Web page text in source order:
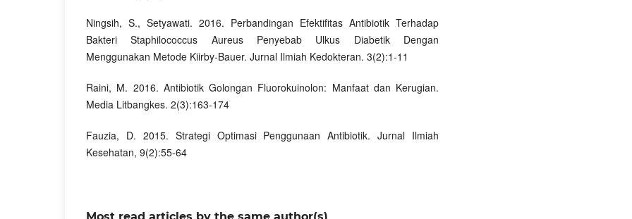
Ningsih, S., Setyawati. 2016. Perbandingan Efektifitas Antibiotik Terhadap
Bakteri Staphilococcus Aureus Penyebab Ulkus Diabetik Dengan
Menggunakan Metode Kiirby-Bauer. Jurnal Ilmiah Kedokteran. 3(2):1-11
Raini, M. 2016. Antibiotik Golongan Fluorokuinolon: Manfaat dan Kerugian.
Media Litbangkes. 2(3):163-174
Fauzia, D. 2015. Strategi Optimasi Penggunaan Antibiotik. Jurnal Ilmiah
Kesehatan, 9(2):55-64